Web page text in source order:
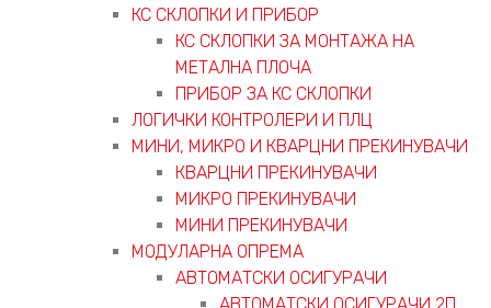
КС СКЛОПКИ И ПРИБОР
КС СКЛОПКИ ЗА МОНТАЖА НА
МЕТАЛНА ПЛОЧА
ПРИБОР ЗА КС СКЛОПКИ
ЛОГИЧКИ КОНТРОЛЕРИ И ПЛЦ
МИНИ, МИКРО И КВАРЦНИ ПРЕКИНУВАЧИ
КВАРЦНИ ПРЕКИНУВАЧИ
МИКРО ПРЕКИНУВАЧИ
МИНИ ПРЕКИНУВАЧИ
МОДУЛАРНА ОПРЕМА
АВТОМАТСКИ ОСИГУРАЧИ